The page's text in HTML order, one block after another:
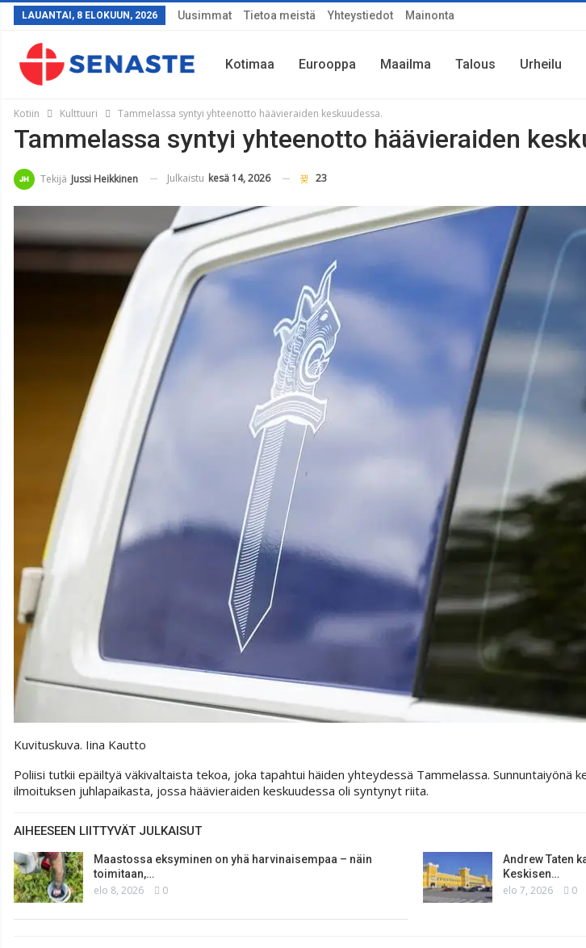
LAUANTAI, 8 ELOKUUN, 2026 Uusimmat Tietoa meistä Yhteystiedot Mainonta
Kotimaa Eurooppa Maailma Talous Urheilu
Sää
Kotiin Kulttuuri Tammelassa syntyi yhteenotto häävieraiden keskuudessa.
Tammelassa syntyi yhteenotto häävieraiden
Tekijä Jussi Heikkinen Julkaistu kesä 14, 2026 23
Kuvituskuva. Iina Kautto
Poliisi tutkii epäiltyä väkivaltaista tekoa, joka tapahtui häiden yhteydessä Tammelassa. Sunnuntaiyönä
ilmoituksen juhlapaikasta, jossa häävieraiden keskuudessa oli syntynyt riita.
AIHEESEEN LIITTYVÄT JULKAISUT
Maastossa eksyminen on yhä harvinaisempaa – näin
toimitaan,…
elo 8, 2026 0
Andrew Taten
Keskisen…
elo 7, 2026 0